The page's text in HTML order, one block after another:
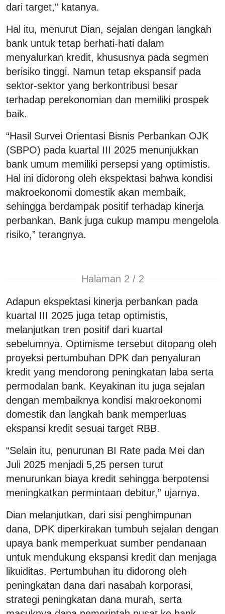
dari target,” katanya.
Hal itu, menurut Dian, sejalan dengan langkah
bank untuk tetap berhati-hati dalam
menyalurkan kredit, khususnya pada segmen
berisiko tinggi. Namun tetap ekspansif pada
sektor-sektor yang berkontribusi besar
terhadap perekonomian dan memiliki prospek
baik.
“Hasil Survei Orientasi Bisnis Perbankan OJK
(SBPO) pada kuartal III 2025 menunjukkan
bank umum memiliki persepsi yang optimistis.
Hal ini didorong oleh ekspektasi bahwa kondisi
makroekonomi domestik akan membaik,
sehingga berdampak positif terhadap kinerja
perbankan. Bank juga cukup mampu mengelola
risiko,” terangnya.
Halaman 2 / 2
Adapun ekspektasi kinerja perbankan pada
kuartal III 2025 juga tetap optimistis,
melanjutkan tren positif dari kuartal
sebelumnya. Optimisme tersebut ditopang oleh
proyeksi pertumbuhan DPK dan penyaluran
kredit yang mendorong peningkatan laba serta
permodalan bank. Keyakinan itu juga sejalan
dengan membaiknya kondisi makroekonomi
domestik dan langkah bank memperluas
ekspansi kredit sesuai target RBB.
“Selain itu, penurunan BI Rate pada Mei dan
Juli 2025 menjadi 5,25 persen turut
menurunkan biaya kredit sehingga berpotensi
meningkatkan permintaan debitur,” ujarnya.
Dian melanjutkan, dari sisi penghimpunan
dana, DPK diperkirakan tumbuh sejalan dengan
upaya bank memperkuat sumber pendanaan
untuk mendukung ekspansi kredit dan menjaga
likuiditas. Pertumbuhan itu didorong oleh
peningkatan dana dari nasabah korporasi,
strategi peningkatan dana murah, serta